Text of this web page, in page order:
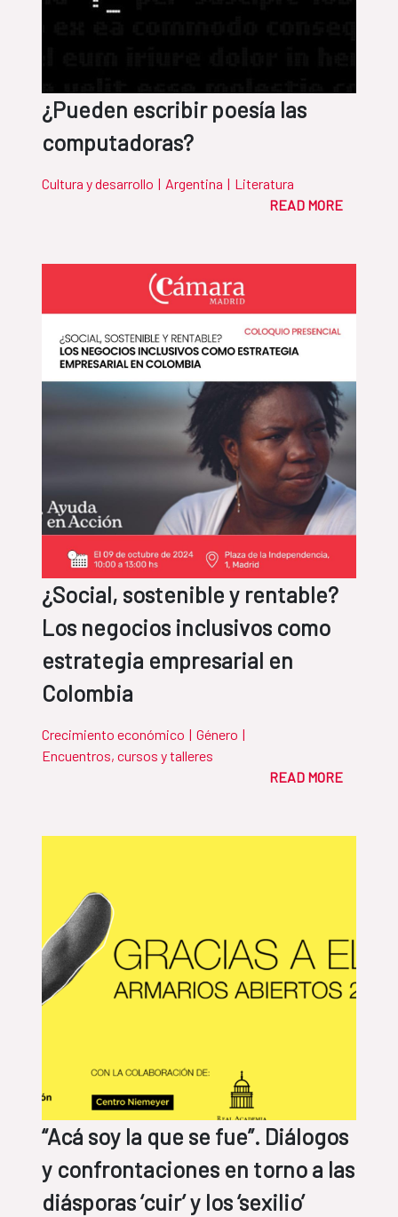
¿Pueden escribir poesía las
computadoras?
Cultura y desarrollo | Argentina | Literatura
READ MORE
¿Social, sostenible y rentable?
Los negocios inclusivos como
estrategia empresarial en
Colombia
Crecimiento económico | Género |
Encuentros, cursos y talleres
READ MORE
“Acá soy la que se fue”. Diálogos
y confrontaciones en torno a las
diásporas ‘cuir’ y los ‘sexilio’